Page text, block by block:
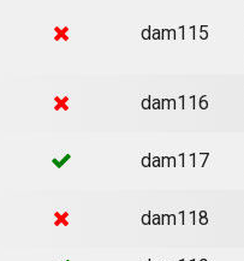
dam115
dam116
dam117
dam118